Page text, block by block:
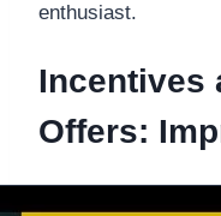
enthusiast.
Incentives
Offers: